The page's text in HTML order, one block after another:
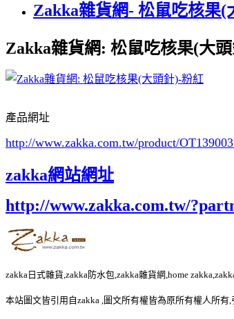
Zakka雜貨網- 松鼠吃核果(
Zakka雜貨網: 松鼠吃核果(大
產品網址
http://www.zakka.com.tw/product/OT139003
zakka網站網址
http://www.zakka.com.tw/
zakka日式雜貨,zakka防水包,zakka雜貨網,home
本站圖文皆引用自zakka ,圖文所有權皆為原所有權人所有,